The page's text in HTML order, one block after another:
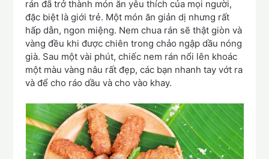
rán đã trở thành món ăn yêu thích của mọi người,
đặc biệt là giới trẻ. Một món ăn giản dị nhưng rất
hấp dẫn, ngon miệng. Nem chua rán sẽ thật giòn và
vàng đều khi được chiên trong chảo ngập dầu nóng
già. Sau một vài phút, chiếc nem rán nổi lên khoác
một màu vàng nâu rất đẹp, các bạn nhanh tay vớt ra
và để cho ráo dầu và cho vào khay.